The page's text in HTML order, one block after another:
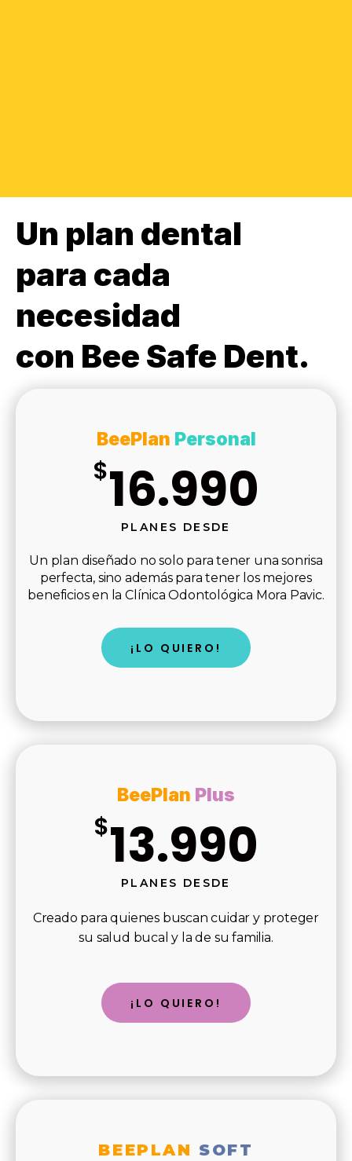
Un plan dental
para cada
necesidad
con Bee Safe Dent.
BeePlan Personal
$16.990
PLANES DESDE
Un plan diseñado no solo para tener una sonrisa
perfecta, sino además para tener los mejores
beneficios en la Clínica Odontológica Mora Pavic.
¡LO QUIERO!
BeePlan Plus
$13.990
PLANES DESDE
Creado para quienes buscan cuidar y proteger
su salud bucal y la de su familia.
¡LO QUIERO!
BEEPLAN SOFT